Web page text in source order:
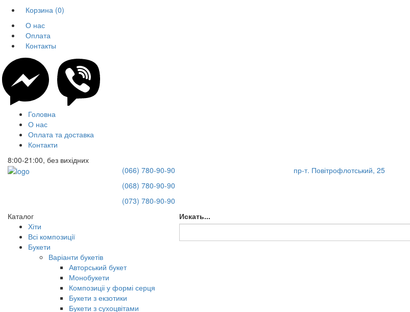
Корзина (0)
О нас
Оплата
Контакты
Головна
О нас
Оплата та доставка
Контакти
8:00-21:00, без вихідних
(066) 780-90-90
(068) 780-90-90
(073) 780-90-90
пр-т. Повітрофлотський, 25
Каталог
Хіти
Всі композиції
Букети
Варіанти букетів
Авторський букет
Монобукети
Композиціі у формі серця
Букети з екзотики
Букети з сухоцвітами
Искать...